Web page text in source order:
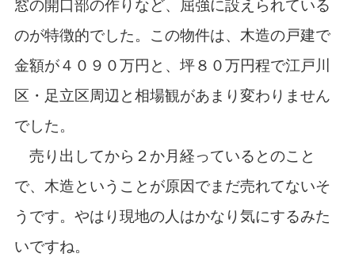
窓の開口部の作りなど、屈強に設えられている
のが特徴的でした。この物件は、木造の戸建で
金額が４０９０万円と、坪８０万円程で江戸川
区・足立区周辺と相場観があまり変わりません
でした。
売り出してから２か月経っているとのこと
で、木造ということが原因でまだ売れてないそ
うです。やはり現地の人はかなり気にするみた
いですね。